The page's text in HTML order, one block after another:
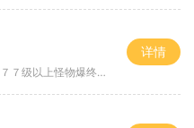
级以上怪物爆终极
详情